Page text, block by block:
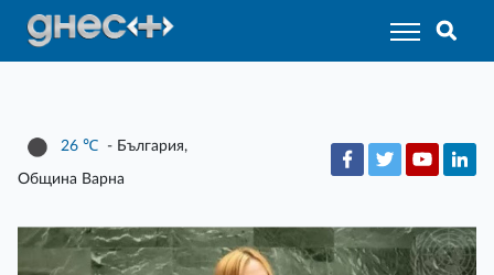
26 ℃ - България,
Община Варна